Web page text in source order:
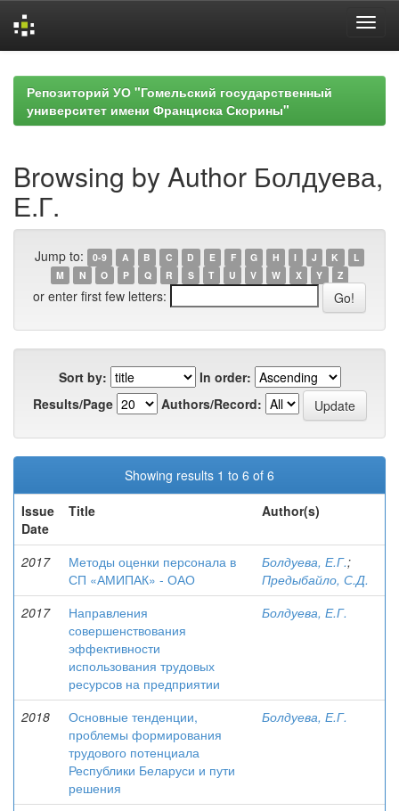
navigationРепозиторий УО "Гомельский государственный
университет имени Франциска Скорины"
Browsing by Author Болдуева,
Е.Г.
Jump to: 0-9 A B C D E F G H I J K
L
M
N O P Q R S T U V W X Y Z
or enter first few letters:
Sort by:
In order:
Results/Page
Authors/Record:
Showing results 1 to 6 of 6
Issue
Date
Title Author(s)
2017
Методы оценки персонала в
СП «АМИПАК» - ОАО
Болдуева, Е.Г.;
Предыбайло, С.Д.
2017
Направления
совершенствования
эффективности
использования трудовых
ресурсов на предприятии
Болдуева, Е.Г.
2018
Основные тенденции,
проблемы формирования
трудового потенциала
Республики Беларуси и пути
решения
Болдуева, Е.Г.